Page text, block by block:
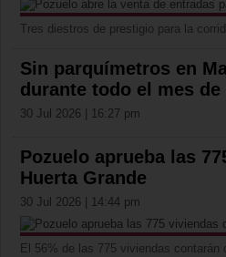
Tres diestros de prestigio para la
Sin parquímetros en
durante todo el mes de
30 Jul 2026 | 16:27 pm
Pozuelo aprueba las
Huerta Grande
30 Jul 2026 | 14:44 pm
El 56% de las 775 viviendas contarán